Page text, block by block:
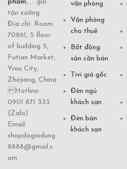
phẩm, ... giá
tận xưởng
Địa chỉ: Room
70861, 5 floor
of building 5,
Futian Market,
Yiwu City,
Zhejiang, China
Hotline:
0901 871 333
(Zalo)
Email:
shopdogiadung
8888@gmail.c
om
văn phòng
Văn phòng
cho thuê
Bất động
sản cần bán
Tivi giá gốc
Đèn ngủ
khách sạn
Đèn bàn
khách sạn